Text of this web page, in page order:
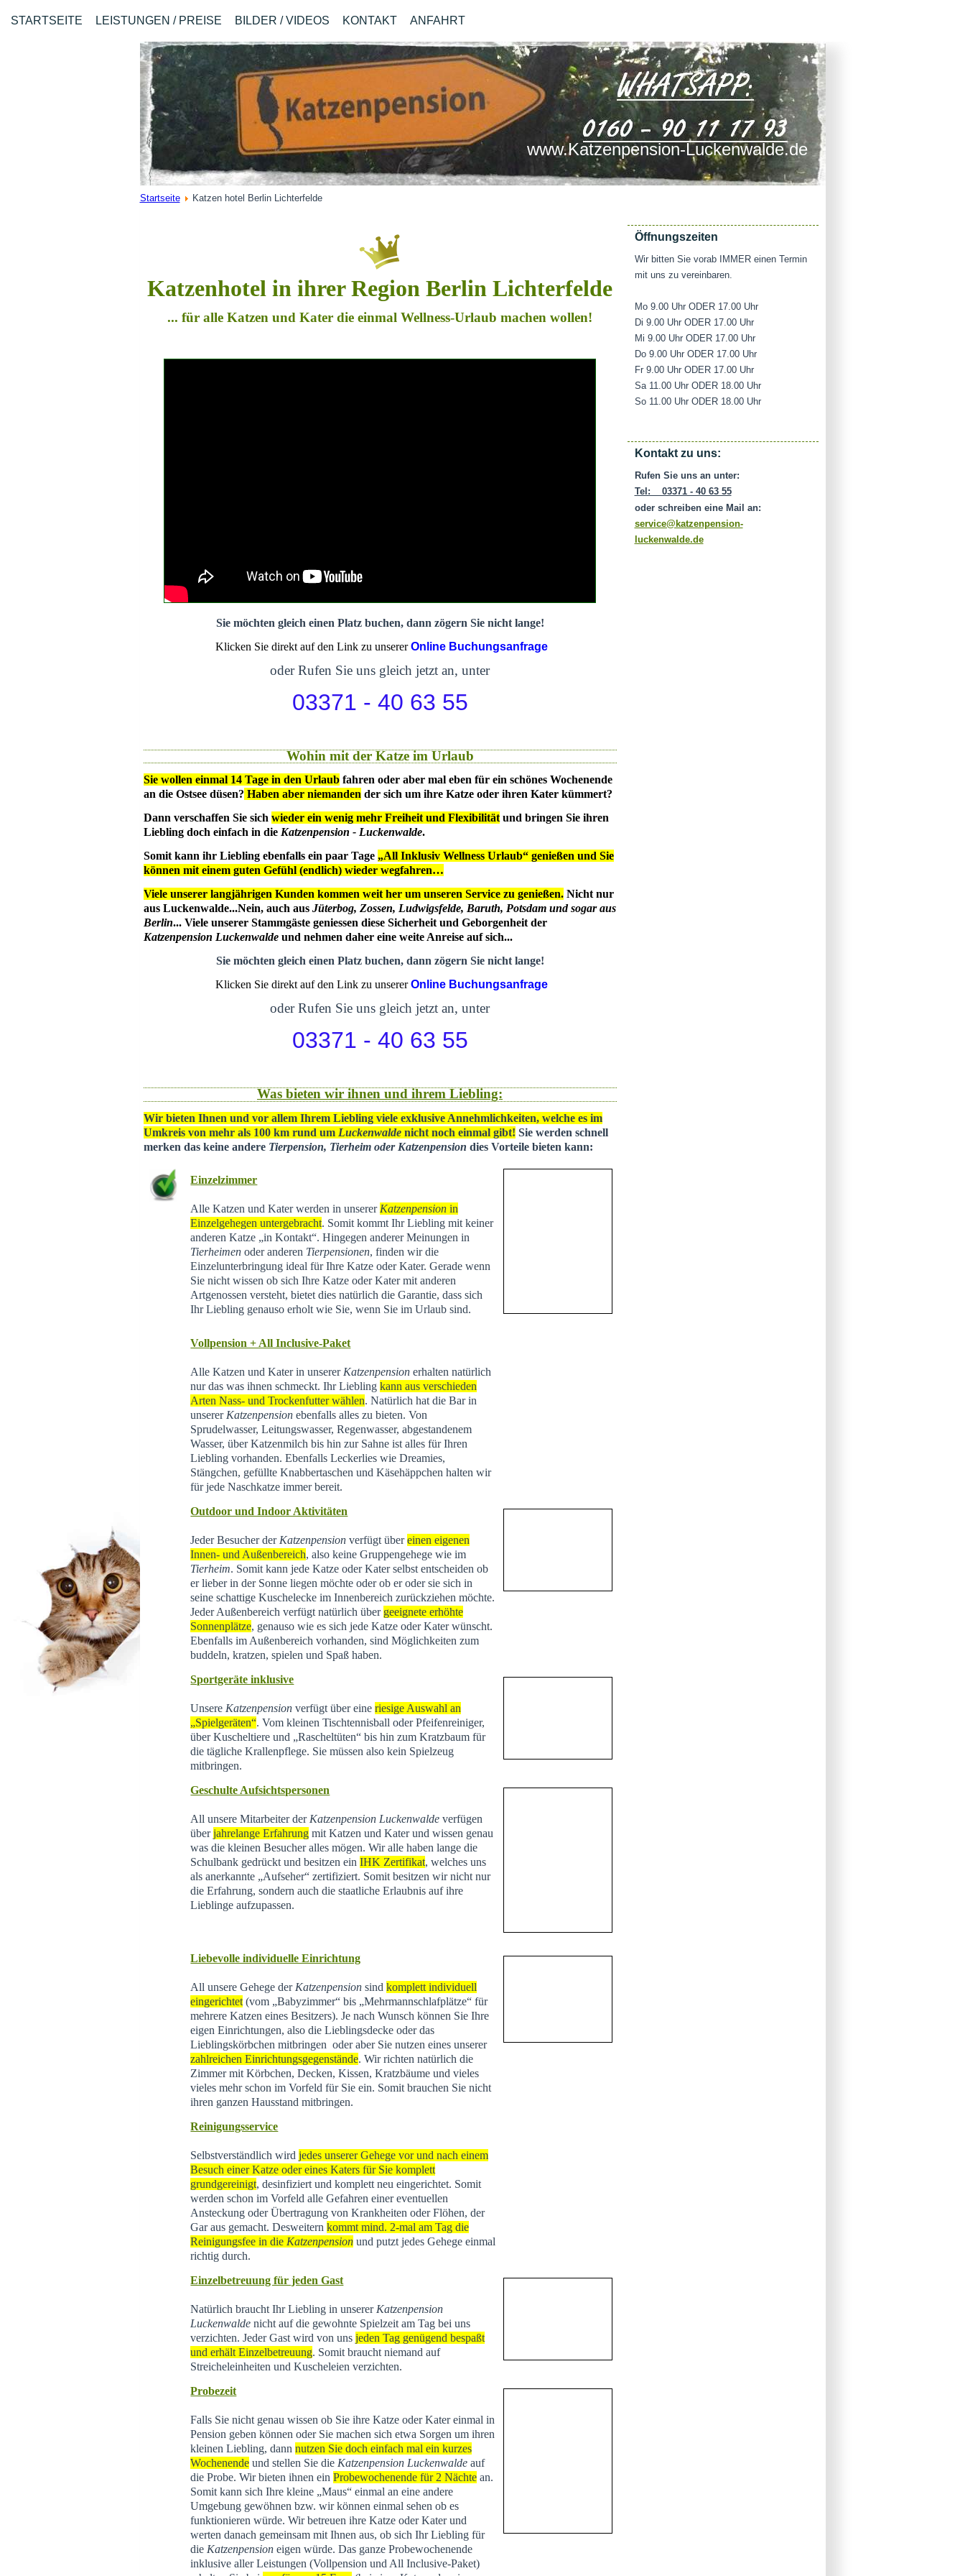
STARTSEITE LEISTUNGEN / PREISE BILDER / VIDEOS KONTAKT ANFAHRT
www.Katzenpension-Luckenwalde.de
Startseite Katzen hotel Berlin Lichterfelde
Katzenhotel in ihrer Region Berlin Lichterfelde
... für alle Katzen und Kater die einmal Wellness-Urlaub machen wollen!
Sie möchten gleich einen Platz buchen, dann zögern Sie nicht lange!
Klicken Sie direkt auf den Link zu unsererOnline Buchungsanfrage
oder Rufen Sie uns gleich jetzt an, unter
03371 - 40 63 55
Wohin mit der Katze im Urlaub
Sie wollen einmal 14 Tage in den Urlaubfahren oder aber mal eben für ein schönes Wochenende
an die Ostsee düsen? Haben aber niemanden der sich um ihre Katze oder ihren Kater kümmert?
Dann verschaffen Sie sich wieder ein wenig mehr Freiheit und Flexibilitätund bringen Sie ihren
Liebling doch einfach in die Katzenpension - Luckenwalde.
Somit kann ihr Liebling ebenfalls ein paar Tage „All Inklusiv Wellness Urlaub“ genießen und Sie
können mit einem guten Gefühl (endlich) wieder wegfahren…
Viele unserer langjährigen Kunden kommen weit her um unseren Service zu genießen.Nicht nur
aus Luckenwalde...Nein, auch aus Jüterbog, Zossen, Ludwigsfelde, Baruth, Potsdam und sogar aus
Berlin... Viele unserer Stammgäste geniessen diese Sicherheit und Geborgenheit der
Katzenpension Luckenwaldeund nehmen daher eine weite Anreise auf sich...
Sie möchten gleich einen Platz buchen, dann zögern Sie nicht lange!
Klicken Sie direkt auf den Link zu unsererOnline Buchungsanfrage
oder Rufen Sie uns gleich jetzt an, unter
03371 - 40 63 55
Was bieten wir ihnen und ihrem Liebling:
Wir bieten Ihnen und vor allem Ihrem Liebling viele exklusive Annehmlichkeiten, welche es im
Umkreis von mehr als 100 km rund um Luckenwaldenicht noch einmal gibt! Sie werden schnell
merken das keine andere Tierpension, Tierheim oder Katzenpension dies Vorteile bieten kann:
Einzelzimmer
Alle Katzen und Kater werden in unserer Katzenpension in
Einzelgehegen untergebracht. Somit kommt Ihr Liebling mit keiner
anderen Katze „in Kontakt“. Hingegen anderer Meinungen in
Tierheimen oder anderen Tierpensionen, finden wir die
Einzelunterbringung ideal für Ihre Katze oder Kater. Gerade wenn
Sie nicht wissen ob sich Ihre Katze oder Kater mit anderen
Artgenossen versteht, bietet dies natürlich die Garantie, dass sich
Ihr Liebling genauso erholt wie Sie, wenn Sie im Urlaub sind.
Vollpension + All Inclusive-Paket
Alle Katzen und Kater in unserer Katzenpension erhalten natürlich
nur das was ihnen schmeckt. Ihr Lieblingkann aus verschieden
Arten Nass- und Trockenfutter wählen. Natürlich hat die Bar in
unserer Katzenpension ebenfalls alles zu bieten. Von
Sprudelwasser, Leitungswasser, Regenwasser, abgestandenem
Wasser, über Katzenmilch bis hin zur Sahne ist alles für Ihren
Liebling vorhanden. Ebenfalls Leckerlies wie Dreamies,
Stängchen, gefüllte Knabbertaschen und Käsehäppchen halten wir
für jede Naschkatze immer bereit.
Outdoor und Indoor Aktivitäten
Jeder Besucher der Katzenpension verfügt übereinen eigenen
Innen- und Außenbereich, also keine Gruppengehege wie im
Tierheim. Somit kann jede Katze oder Kater selbst entscheiden ob
er lieber in der Sonne liegen möchte oder ob er oder sie sich in
seine schattige Kuschelecke im Innenbereich zurückziehen möchte.
Jeder Außenbereich verfügt natürlich über geeignete erhöhte
Sonnenplätze, genauso wie es sich jede Katze oder Kater wünscht.
Ebenfalls im Außenbereich vorhanden, sind Möglichkeiten zum
buddeln, kratzen, spielen und Spaß haben.
Sportgeräte inklusive
Unsere Katzenpension verfügt über eineriesige Auswahl an
„Spielgeräten“. Vom kleinen Tischtennisball oder Pfeifenreiniger,
über Kuscheltiere und „Rascheltüten“ bis hin zum Kratzbaum für
die tägliche Krallenpflege. Sie müssen also kein Spielzeug
mitbringen.
Geschulte Aufsichtspersonen
All unsere Mitarbeiter der Katzenpension Luckenwalde verfügen
überjahrelange Erfahrung mit Katzen und Kater und wissen genau
was die kleinen Besucher alles mögen. Wir alle haben lange die
Schulbank gedrückt und besitzen einIHK Zertifikat, welches uns
als anerkannte „Aufseher“ zertifiziert. Somit besitzen wir nicht nur
die Erfahrung, sondern auch die staatliche Erlaubnis auf ihre
Lieblinge aufzupassen.
Liebevolle individuelle Einrichtung
All unsere Gehege der Katzenpension sindkomplett individuell
eingerichtet (vom „Babyzimmer“ bis „Mehrmannschlafplätze“ für
mehrere Katzen eines Besitzers). Je nach Wunsch können Sie Ihre
eigen Einrichtungen, also die Lieblingsdecke oder das
Lieblingskörbchen mitbringen oder aber Sie nutzen eines unserer
zahlreichen Einrichtungsgegenstände. Wir richten natürlich die
Zimmer mit Körbchen, Decken, Kissen, Kratzbäume und vieles
vieles mehr schon im Vorfeld für Sie ein. Somit brauchen Sie nicht
ihren ganzen Hausstand mitbringen.
Reinigungsservice
Selbstverständlich wirdjedes unserer Gehege vor und nach einem
Besuch einer Katze oder eines Katers für Sie komplett
grundgereinigt, desinfiziert und komplett neu eingerichtet. Somit
werden schon im Vorfeld alle Gefahren einer eventuellen
Ansteckung oder Übertragung von Krankheiten oder Flöhen, der
Gar aus gemacht. Desweiternkommt mind. 2-mal am Tag die
Reinigungsfee in die Katzenpension und putzt jedes Gehege einmal
richtig durch.
Einzelbetreuung für jeden Gast
Natürlich braucht Ihr Liebling in unserer Katzenpension
Luckenwalde nicht auf die gewohnte Spielzeit am Tag bei uns
verzichten. Jeder Gast wird von unsjeden Tag genügend bespaßt
und erhält Einzelbetreuung. Somit braucht niemand auf
Streicheleinheiten und Kuscheleien verzichten.
Probezeit
Falls Sie nicht genau wissen ob Sie ihre Katze oder Kater einmal in
Pension geben können oder Sie machen sich etwa Sorgen um ihren
kleinen Liebling, dannnutzen Sie doch einfach mal ein kurzes
Wochenende und stellen Sie die Katzenpension Luckenwalde auf
die Probe. Wir bieten ihnen einProbewochenende für 2 Nächte an.
Somit kann sich Ihre kleine „Maus“ einmal an eine andere
Umgebung gewöhnen bzw. wir können einmal sehen ob es
funktionieren würde. Wir betreuen ihre Katze oder Kater und
werten danach gemeinsam mit Ihnen aus, ob sich Ihr Liebling für
die Katzenpension eigen würde. Das ganze Probewochenende
inklusive aller Leistungen (Vollpension und All Inclusive-Paket)
Öffnungszeiten
Wir bitten Sie vorab IMMER einen Termin
mit uns zu vereinbaren.
Mo 9.00 Uhr ODER 17.00 Uhr
Di 9.00 Uhr ODER 17.00 Uhr
Mi 9.00 Uhr ODER 17.00 Uhr
Do 9.00 Uhr ODER 17.00 Uhr
Fr 9.00 Uhr ODER 17.00 Uhr
Sa 11.00 Uhr ODER 18.00 Uhr
So 11.00 Uhr ODER 18.00 Uhr
Kontakt zu uns:
Rufen Sie uns an unter:
Tel: 03371 - 40 63 55
oder schreiben eine Mail an:
service@katzenpension-
luckenwalde.de